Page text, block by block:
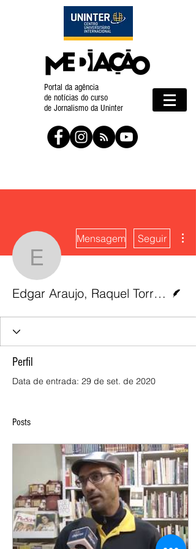
Portal da agência
de notícias do curso
de Jornalismo da Uninter
Edgar Araujo,
Mensagem Seguir
Edgar Araujo, Raquel Torres e Mariana Becker
Perfil
Data de entrada: 29 de set. de 2020
Posts